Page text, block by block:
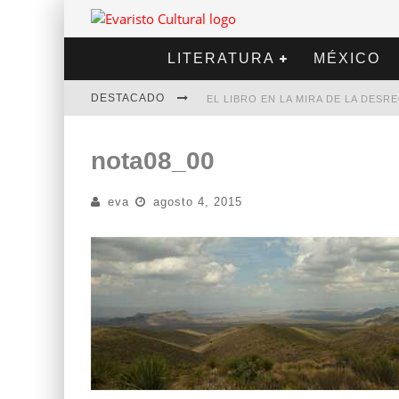
LITERATURA MÉXICO
DESTACADO EL LIBRO EN LA MIRA DE LA
DIEGO MERET | HOTEL ACAPULCO
ALEJANDRA CORREA | LA NIEVE
nota08_00
eva agosto 4, 2015